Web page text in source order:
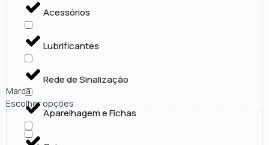
Acessórios
Lubrificantes
Rede de Sinalização
Aparelhagem e Fichas
Marca
Escolher opções